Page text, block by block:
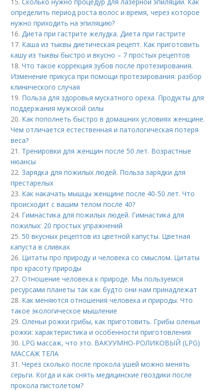
определить период роста волос и время, через которое
нужно приходить на эпиляцию?
16.Диета при гастрите желудка. Диета при гастрите
17. Каша из тыквы диетическая рецепт. Как приготовить
кашу из тыквы быстро и вкусно – 7 простых рецептов
18.Что такое коррекция зубов после протезирования.
Изменение прикуса при помощи протезирования: разбор
клинического случая
19. Польза для здоровья мускатного ореха. Продукты для
поддержания мужской силы
20. Как пополнеть быстро в домашних условиях женщине.
Чем отличается естественная и патологическая потеря
веса?
21. Тренировки для женщин после 50 лет. Возрастные
нюансы
22.Зарядка для пожилых людей. Польза зарядки для
престарелых
23. Как накачать мышцы женщине после 40-50 лет. Что
происходит с вашим телом после 40?
24. Гимнастика для пожилых людей. Гимнастика для
пожилых: 20 простых упражнений
25. 50 вкусных рецептов из цветной капусты. Цветная
капуста в сливках
26. Цитаты про природу и человека со смыслом. Цитаты
про красоту природы
27.Отношение человека к природе. Мы пользуемся
ресурсами планеты так как будто они нам принадлежат
28. Как меняются отношения человека и природы. Что
такое экологическое мышление
29.Оленьи рожки грибы, как приготовить. Грибы оленьи
рожки: характеристика и особенности приготовления
30. LPG массаж, что это. ВАКУУМНО-РОЛИКОВЫЙ (LPG)
МАССАЖ ТЕЛА
31.Через сколько после прокола ушей можно менять
серьги. Когда и как снять медицинские гвоздики после
прокола пистолетом?